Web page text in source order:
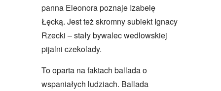
panna Eleonora poznaje Izabelę
Łęcką. Jest też skromny subiekt Ignacy
Rzecki – stały bywalec wedlowskiej
pijalni czekolady.
To oparta na faktach ballada o
wspaniałych ludziach. Ballada